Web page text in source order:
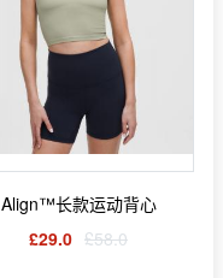
Align™长款运动背心
£29.0 £58.0